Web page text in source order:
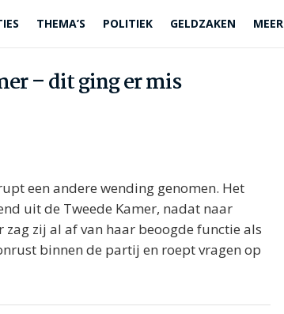
THEMA’S POLITIEK GELDZAKEN MEER
– dit ging er mis
een andere wending genomen. Het
uit de Tweede Kamer, nadat naar
zij al af van haar beoogde functie als
binnen de partij en roept vragen op